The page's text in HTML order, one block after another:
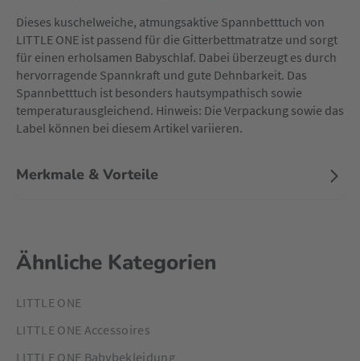
Dieses kuschelweiche, atmungsaktive Spannbetttuch von
LITTLE ONE ist passend für die Gitterbettmatratze und sorgt
für einen erholsamen Babyschlaf. Dabei überzeugt es durch
hervorragende Spannkraft und gute Dehnbarkeit. Das
Spannbetttuch ist besonders hautsympathisch sowie
temperaturausgleichend. Hinweis: Die Verpackung sowie das
Label können bei diesem Artikel variieren.
Merkmale & Vorteile
Ähnliche Kategorien
LITTLE ONE
LITTLE ONE Accessoires
LITTLE ONE Babybekleidung